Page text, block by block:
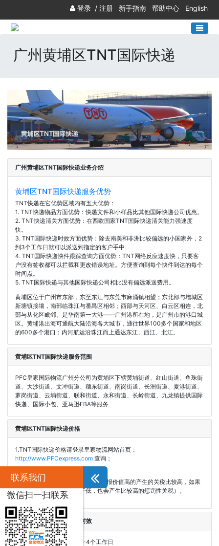
登录 / 注册 新手指南 帮助中心 English
广州黄埔区TNT国际快递
广州黄埔区TNT国际快递业务介绍
黄埔区TNT国际快递服务优势
TNT快递在它优势区域内有五大优势：
1. TNT快递物品方面优势：快递文件和小样品比其他国际快递公司优惠。
2. TNT快递清关方面优势：在西欧国家TNT国际快递清关能力强速度
快。
3. TNT国际快递时效方面优势：除去南美和非洲比较偏远的小国家外，2
到3个工作日就可以派送到指定的客户手中
4. TNT国际快递快件跟踪查询方面优势：TNT网络反应速度快，只要客
户没有签收都可以拦截和更改错误地址。方便查询到每个快件到达的每个
时间点。
5. TNT国际快递与其他国际快递公司相比没有偏远派送费用。
黄埔区位于广州市东部，东至东江与东莞市麻涌镇相望；东北部与增城区
新塘镇接壤，南部临珠江与番禺区相邻；西部与天河区、白云区相连，北
部与从化区毗邻。是华南第一大港——广州港所在地，是广州市的港口城
区。黄埔港出海可通航大陆沿海各大城市，通往世界100多个国家和地区
的600多个港口；内河航运沿珠江而上通达东江、西江、北江。
黄埔区TNT国际快递服务范围
PFC皇家国际物流广州分公司为黄埔区下辖黄埔街道、红山街道、鱼珠街
道、大沙街道、文冲街道、穗东街道、南岗街道、长洲街道、夏港街道、
萝岗街道、云埔街道、联和街道、永和街道、长岭街道、九龙镇提供国际
快递、国际小包、亚马逊FBA等服务
黄埔区TNT国际快递价格
1.TNT国际快递价格请登录皇家物流网站首页：
http://www.PFCexpress.com 查询；
2.关税相关
以目的国产生的关税为准 (一般是申报价值高的产生的关税比较高，如果
申报的价值比实际价值过于低，也会产生比较高的惩罚性关税）。
黄埔区TNT国际快递参考时效
优先速递服务：参考时间2-4个工作日
联系我们
微信扫一扫联系